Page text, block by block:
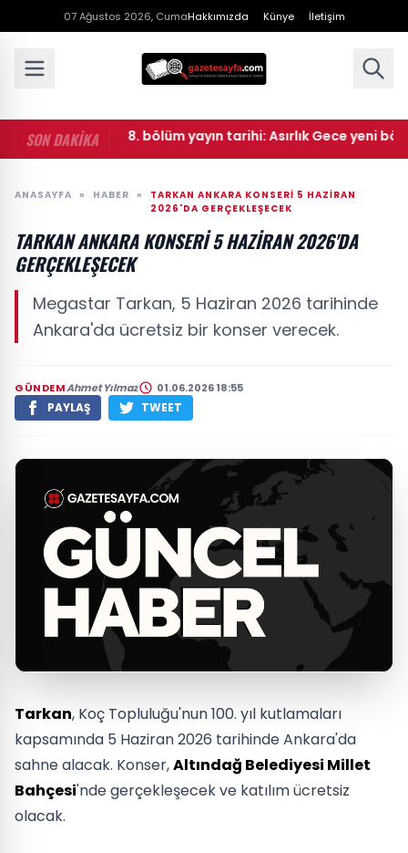
07 Ağustos 2026, CumaHakkımızda Künye İletişim
SON DAKİKA
• Asırlık Gece 8. bölüm yayın tarihi: Asırlık Gece yeni
ANASAYFA » HABER »
TARKAN ANKARA KONSERI 5 HAZIRAN
2026'DA GERÇEKLEŞECEK
TARKAN ANKARA KONSERI 5 HAZIRAN 2026'DA
GERÇEKLEŞECEK
Megastar Tarkan, 5 Haziran 2026 tarihinde
Ankara'da ücretsiz bir konser verecek.
GÜNDEMAhmet Yılmaz 01.06.2026 18:55
PAYLAŞ TWEET
Tarkan, Koç Topluluğu'nun 100. yıl kutlamaları
kapsamında 5 Haziran 2026 tarihinde Ankara'da
sahne alacak. Konser,Altındağ Belediyesi Millet
Bahçesi'nde gerçekleşecek ve katılım ücretsiz
olacak.